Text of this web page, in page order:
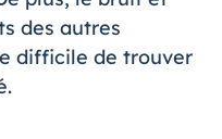
des autres
difficile de trouver